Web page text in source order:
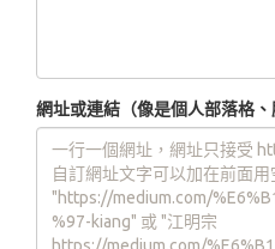
網址或連結（像是個人部落格、